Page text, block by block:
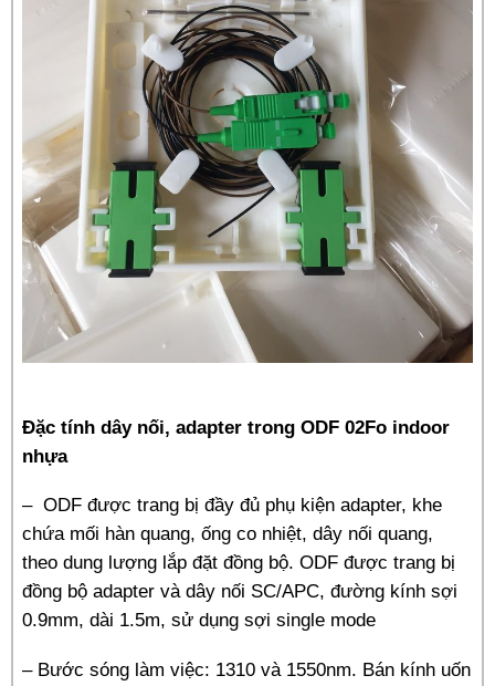
Đặc tính dây nối, adapter trong ODF 02Fo indoor
nhựa
– ODF được trang bị đầy đủ phụ kiện adapter, khe
chứa mối hàn quang, ống co nhiệt, dây nối quang,
theo dung lượng lắp đặt đồng bộ. ODF được trang bị
đồng bộ adapter và dây nối SC/APC, đường kính sợi
0.9mm, dài 1.5m, sử dụng sợi single mode
– Bước sóng làm việc: 1310 và 1550nm. Bán kính uốn